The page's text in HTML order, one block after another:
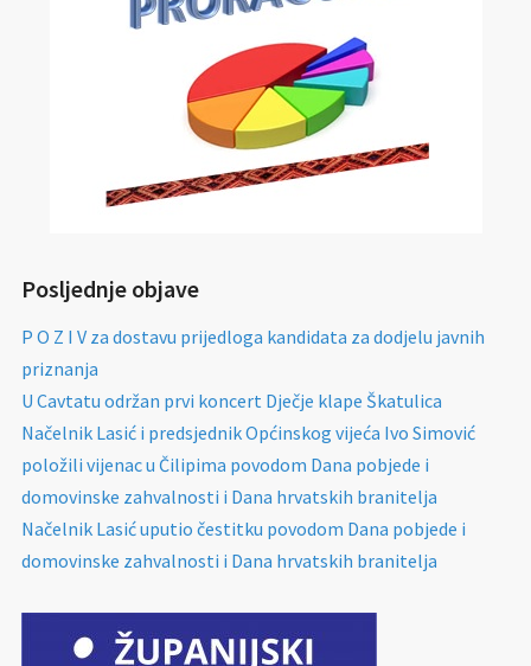
Posljednje objave
P O Z I V za dostavu prijedloga kandidata za dodjelu javnih
priznanja
U Cavtatu održan prvi koncert Dječje klape Škatulica
Načelnik Lasić i predsjednik Općinskog vijeća Ivo Simović
položili vijenac u Čilipima povodom Dana pobjede i
domovinske zahvalnosti i Dana hrvatskih branitelja
Načelnik Lasić uputio čestitku povodom Dana pobjede i
domovinske zahvalnosti i Dana hrvatskih branitelja